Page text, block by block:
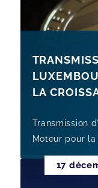
LA
Transmission
Moteur pour la
analyse
Luxembourg,
17